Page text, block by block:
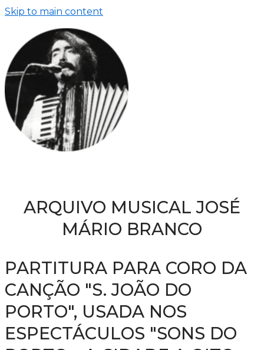
Skip to main content
ARQUIVO MUSICAL JOSÉ
MÁRIO BRANCO
PARTITURA PARA CORO DA
CANÇÃO "S. JOÃO DO
PORTO", USADA NOS
ESPECTÁCULOS "SONS DO